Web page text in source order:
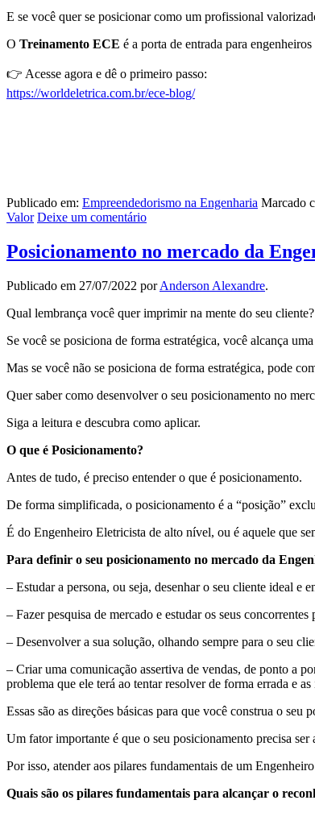
E se você quer se posicionar como um profissional
O Treinamento ECE é a porta de entrada para
👉 Acesse agora e dê o primeiro passo:
https://worldeletrica.com.br/ece-blog/
Publicado em: Empreendedorismo na Engenharia Marcado
Valor Deixe um comentário
Posicionamento no mercado da
Publicado em 27/07/2022 porAnderson Alexandre.
Qual lembrança você quer imprimir na mente do seu cliente?
Se você se posiciona de forma estratégica, você alcança
Mas se você não se posiciona de forma estratégica, pode
Quer saber como desenvolver o seu posicionamento no
Siga a leitura e descubra como aplicar.
O que é Posicionamento?
Antes de tudo, é preciso entender o que é posicionamento.
De forma simplificada, o posicionamento é a “posição”
É do Engenheiro Eletricista de alto nível, ou é aquele que
Para definir o seu posicionamento no mercado da
– Estudar a persona, ou seja, desenhar o seu cliente ideal e
– Fazer pesquisa de mercado e estudar os seus
– Desenvolver a sua solução, olhando sempre para o seu
– Criar uma comunicação assertiva de vendas, de ponto a
problema que ele terá ao tentar resolver de forma errada e
Essas são as direções básicas para que você construa o
Um fator importante é que o seu posicionamento precisa
Por isso, atender aos pilares fundamentais de um
Quais são os pilares fundamentais para alcançar o